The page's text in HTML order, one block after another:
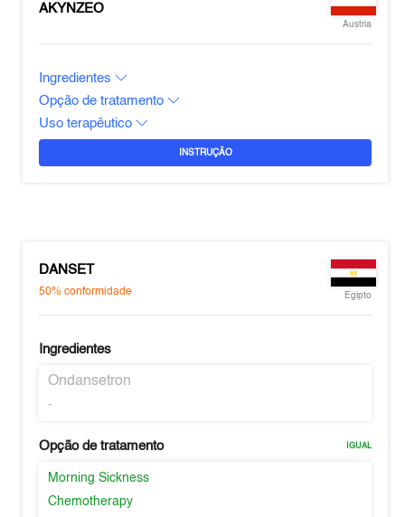
AKYNZEO
Austria
Ingredientes
Opção de tratamento
Uso terapêutico
INSTRUÇÃO
DANSET
50%conformidade Egipto
Ingredientes
Ondansetron
-
Opção de tratamento IGUAL
Morning Sickness
Chemotherapy